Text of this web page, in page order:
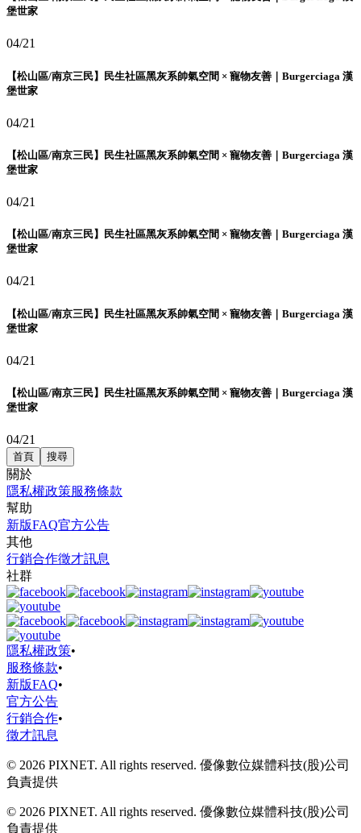
堡世家
04/21
【松山區/南京三民】民生社區黑灰系帥氣空間 × 寵物友善｜Burgerciaga 漢
堡世家
04/21
【松山區/南京三民】民生社區黑灰系帥氣空間 × 寵物友善｜Burgerciaga 漢
堡世家
04/21
【松山區/南京三民】民生社區黑灰系帥氣空間 × 寵物友善｜Burgerciaga 漢
堡世家
04/21
【松山區/南京三民】民生社區黑灰系帥氣空間 × 寵物友善｜Burgerciaga 漢
堡世家
04/21
【松山區/南京三民】民生社區黑灰系帥氣空間 × 寵物友善｜Burgerciaga 漢
堡世家
04/21
首頁 搜尋
關於
隱私權政策服務條款
幫助
新版FAQ官方公告
其他
行銷合作徵才訊息
社群
隱私權政策•
服務條款•
新版FAQ•
官方公告
行銷合作•
徵才訊息
© 2026 PIXNET. All rights reserved. 優像數位媒體科技(股)公司
負責提供
© 2026 PIXNET. All rights reserved. 優像數位媒體科技(股)公司
負責提供